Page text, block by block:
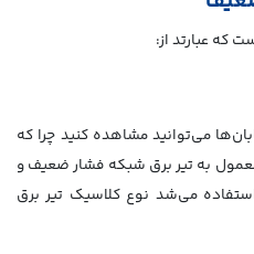
که عبارتد از:
می‌توانید مشاهده کنید چرا که
معمول به تیر برق شبکه فشار ضعیف و
می‌شد نوع کلاسیک تیر برق